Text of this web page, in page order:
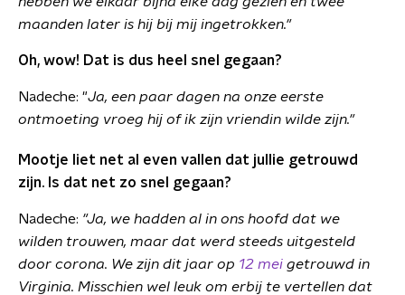
maanden later is hij bij mij ingetrokken."
Oh, wow! Dat is dus heel snel gegaan?
Nadeche: "Ja, een paar dagen na onze eerste
ontmoeting vroeg hij of ik zijn vriendin wilde zijn."
Mootje liet net al even vallen dat jullie getrouwd
zijn. Is dat net zo snel gegaan?
Nadeche: "Ja, we hadden al in ons hoofd dat we
wilden trouwen, maar dat werd steeds uitgesteld
door corona. We zijn dit jaar op 12 mei getrouwd in
Virginia. Misschien wel leuk om erbij te vertellen dat